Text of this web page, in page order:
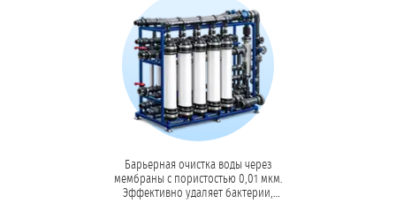
Барьерная очистка воды через
мембраны с пористостью 0,01 мкм.
Эффективно удаляет бактерии,